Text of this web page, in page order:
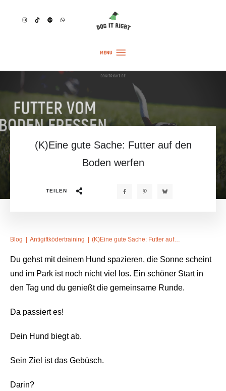
(K)Eine gute Sache: Futter auf den
Boden werfen
TEILEN
Blog Antigiftködertraining (K)Eine gute Sache: Futter auf den Boden werfen
Du gehst mit deinem Hund spazieren, die Sonne scheint
und im Park ist noch nicht viel los. Ein schöner Start in
den Tag und du genießt die gemeinsame Runde.
Da passiert es!
Dein Hund biegt ab.
Sein Ziel ist das Gebüsch.
Darin?